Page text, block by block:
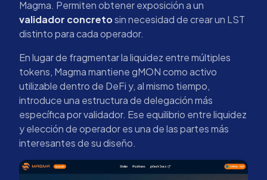
Magma. Permiten obtener exposición a un
validador concretosin necesidad de crear un LST
distinto para cada operador.
En lugar de fragmentar la liquidez entre múltiples
tokens, Magma mantiene gMON como activo
utilizable dentro de DeFi y, al mismo tiempo,
introduce una estructura de delegación más
específica por validador. Ese equilibrio entre liquidez
y elección de operador es una de las partes más
interesantes de su diseño.